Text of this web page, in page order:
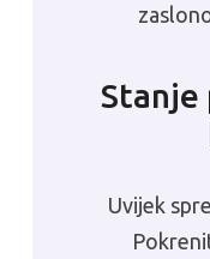
Stanje
Uvijek